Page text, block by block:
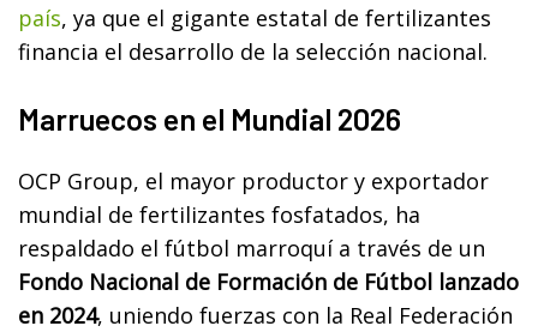
país, ya que el gigante estatal de fertilizantes
financia el desarrollo de la selección nacional.
Marruecos en el Mundial 2026
OCP Group, el mayor productor y exportador
mundial de fertilizantes fosfatados, ha
respaldado el fútbol marroquí a través de un
Fondo Nacional de Formación de Fútbol lanzado
en 2024, uniendo fuerzas con la Real Federación